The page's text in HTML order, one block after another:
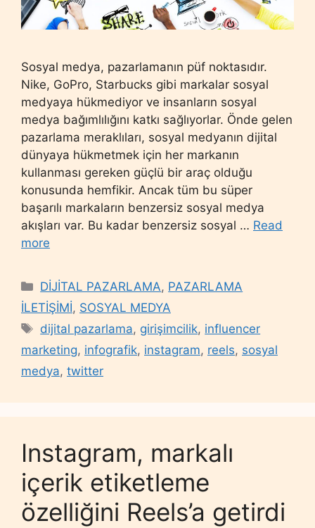
Sosyal medya, pazarlamanın püf noktasıdır.
Nike, GoPro, Starbucks gibi markalar sosyal
medyaya hükmediyor ve insanların sosyal
medya bağımlılığını katkı sağlıyorlar. Önde gelen
pazarlama meraklıları, sosyal medyanın dijital
dünyaya hükmetmek için her markanın
kullanması gereken güçlü bir araç olduğu
konusunda hemfikir. Ancak tüm bu süper
başarılı markaların benzersiz sosyal medya
akışları var. Bu kadar benzersiz sosyal … Read
more
Categories
DİJİTAL PAZARLAMA, PAZARLAMA
İLETİŞİMİ, SOSYAL MEDYA
Tags
dijital pazarlama, girişimcilik, influencer
marketing, infografik, instagram, reels, sosyal
medya, twitter
Instagram, markalı
içerik etiketleme
özelliğini Reels’a getirdi